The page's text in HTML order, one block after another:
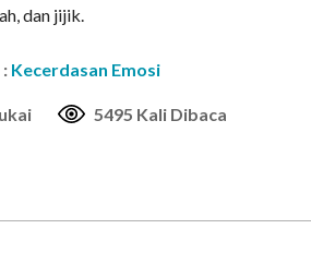
dan jijik.
Kecerdasan Emosi
5495 Kali Dibaca